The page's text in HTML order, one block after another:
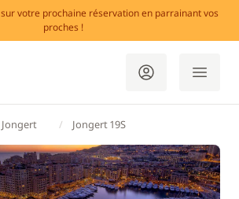
sur votre prochaine réservation en parrainant vos
proches !
Jongert Jongert 19S